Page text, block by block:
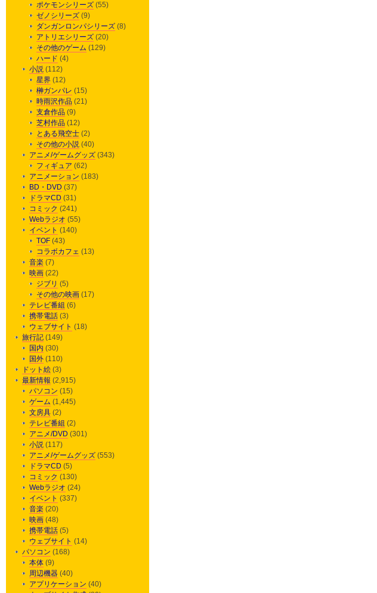
ポケモンシリーズ (55)
ゼノシリーズ (9)
ダンガンロンパシリーズ (8)
アトリエシリーズ (20)
その他のゲーム (129)
ハード (4)
小説 (112)
星界 (12)
榊ガンパレ (15)
時雨沢作品 (21)
支倉作品 (9)
芝村作品 (12)
とある飛空士 (2)
その他の小説 (40)
アニメ/ゲームグッズ (343)
フィギュア (62)
アニメーション (183)
BD・DVD (37)
ドラマCD (31)
コミック (241)
Webラジオ (55)
イベント (140)
TOF (43)
コラボカフェ (13)
音楽 (7)
映画 (22)
ジブリ (5)
その他の映画 (17)
テレビ番組 (6)
携帯電話 (3)
ウェブサイト (18)
旅行記 (149)
国内 (30)
国外 (110)
ドット絵 (3)
最新情報 (2,915)
パソコン (15)
ゲーム (1,445)
文房具 (2)
テレビ番組 (2)
アニメ/DVD (301)
小説 (117)
アニメ/ゲームグッズ (553)
ドラマCD (5)
コミック (130)
Webラジオ (24)
イベント (337)
音楽 (20)
映画 (48)
携帯電話 (5)
ウェブサイト (14)
パソコン (168)
本体 (9)
周辺機器 (40)
アプリケーション (40)